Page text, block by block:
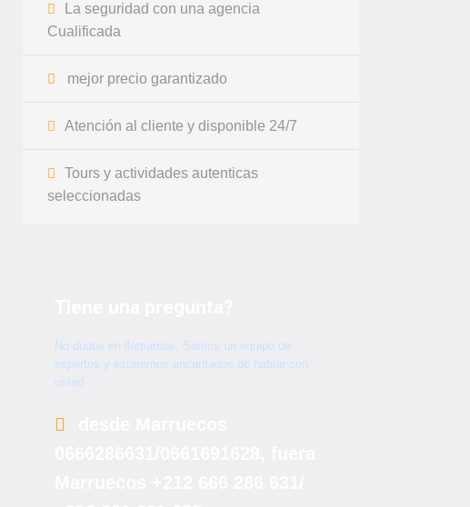
La seguridad con una agencia
Cualificada
mejor precio garantizado
Atención al cliente y disponible 24/7
Tours y actividades autenticas
seleccionadas
No dudes en llamarnos, Somos un equipo de
expertos y estaremos encantados de hablar con
usted.